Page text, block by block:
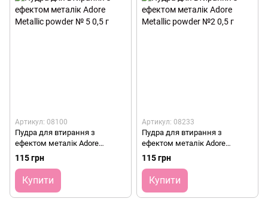
Артикул: 08100
Пудра для втирання з
ефектом металік Adore
Metallic powder № 5 0,5 г
115 грн
Купити
Артикул: 08233
Пудра для втирання з
ефектом металік Adore
Metallic powder №2 0,5 г
115 грн
Купити